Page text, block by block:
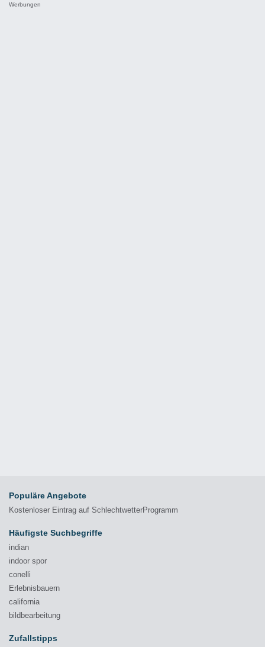
Werbungen
Populäre Angebote
Kostenloser Eintrag auf SchlechtwetterProgramm
Häufigste Suchbegriffe
indian
indoor spor
conelli
Erlebnisbauern
california
bildbearbeitung
Zufallstipps